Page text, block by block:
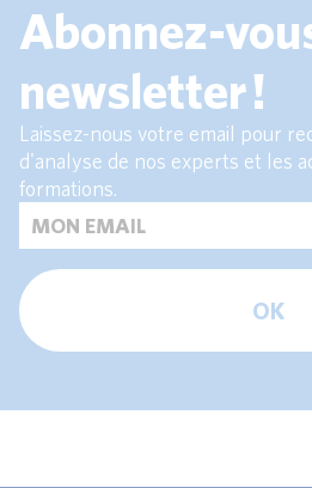
Abonnez-
newsletter !
Laissez-nous votre email pour
d'analyse de nos experts et les
formations.
OK